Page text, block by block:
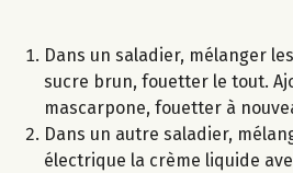
Dans un saladier, mélanger
sucre brun, fouetter le tout.
mascarpone, fouetter à
Dans un autre saladier,
électrique la crème liquide